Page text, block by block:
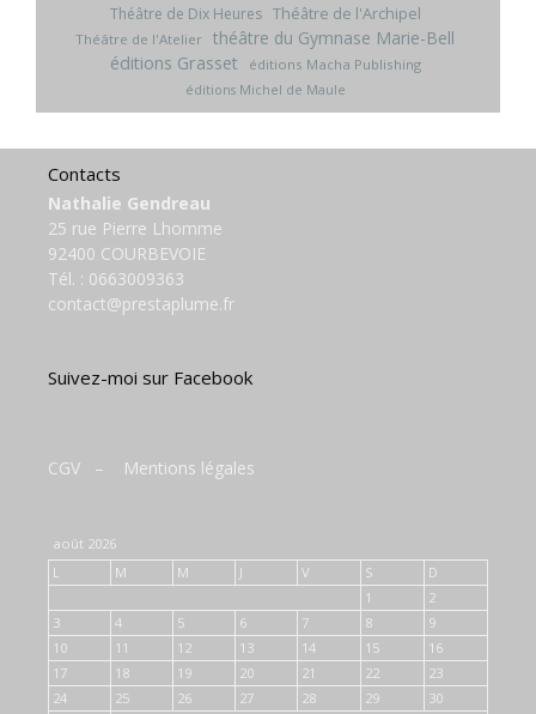
Théâtre de Dix Heures Théâtre de l'Archipel
Théâtre de l'Atelier théâtre du Gymnase Marie-Bell
éditions Grasset
éditions Macha Publishing
éditions Michel de Maule
Contacts
Nathalie Gendreau
25 rue Pierre Lhomme
92400 COURBEVOIE
Tél. : 0663009363
contact@prestaplume.fr
Suivez-moi sur Facebook
CGV – Mentions légales
août 2026
L
M M J V S
D
1
2
3
4 5 6 7 8
9
10
11 12 13 14 15
16
17
18 19 20 21 22
23
24
25 26 27 28 29
30